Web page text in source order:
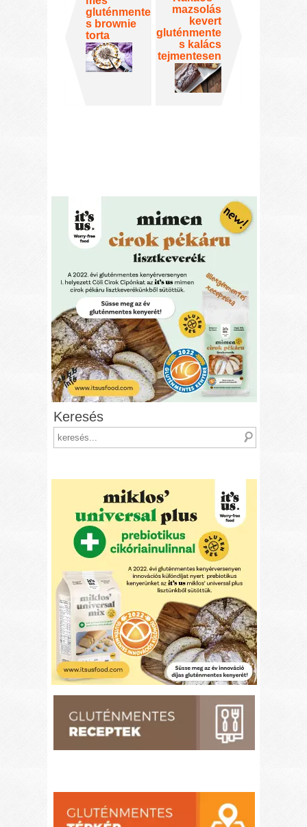
gluténmente
s brownie
torta
mazsolás
kevert
gluténmente
s kalács
tejmentesen
Keresés